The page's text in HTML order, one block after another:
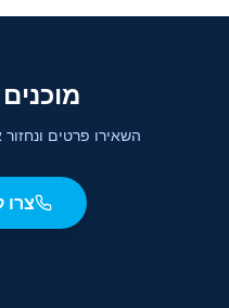
השאירו פרטים
צרו